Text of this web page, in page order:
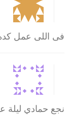
فى اللى عمل
نجع حمادي ليلة